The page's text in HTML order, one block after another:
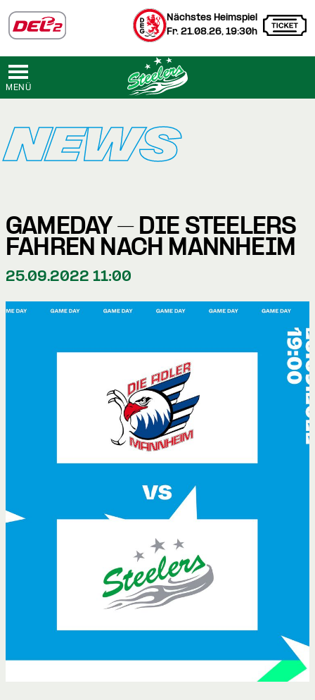
Nächstes Heimspiel
Fr. 21.08.26, 19:30h
MENÜ
NEWS
GAMEDAY – DIE STEELERS
FAHREN NACH MANNHEIM
25.09.2022 11:00